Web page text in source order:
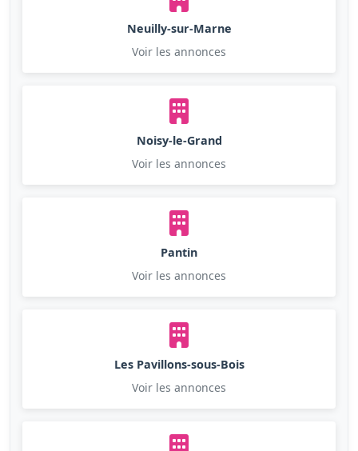
Neuilly-sur-Marne
Voir les annonces
Noisy-le-Grand
Voir les annonces
Pantin
Voir les annonces
Les Pavillons-sous-Bois
Voir les annonces